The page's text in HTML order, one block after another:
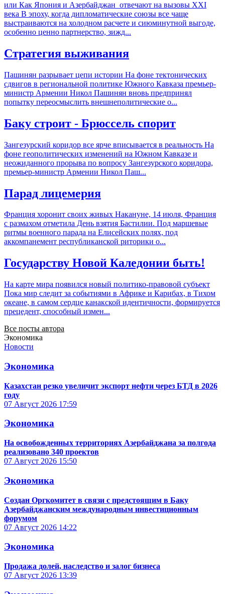
или Как Япония и Азербайджан отвечают на вызовы XXI
века В эпоху, когда дипломатические союзы все чаще
выстраиваются на холодном расчете и сиюминутной выгоде,
особенно ценно партнерство, зижд...
Стратегия выживания
Пашинян разрывает цепи истории На фоне тектонических
сдвигов в региональной политике Южного Кавказа премьер-
министр Армении Никол Пашинян вновь предпринял
попытку переосмыслить внешнеполитические о...
Баку строит - Брюссель спорит
Зангезурский коридор все ярче вписывается в реальность На
фоне геополитических изменений на Южном Кавказе и
неожиданного прорыва по вопросу Зангезурского коридора,
премьер-министр Армении Никол Паш...
Парад лицемерия
Франция хоронит своих живых Накануне, 14 июля, Франция
с размахом отметила День взятия Бастилии. Под маршевые
ритмы военного парада на Елисейских полях, под
аккомпанемент республиканской риторики о...
Государству Новой Каледонии быть!
На карте мира появился новый политико-правовой субъект
Пока мир следит за событиями в Африке и Карибах, в Тихом
океане, в самом сердце канакской идентичности, формируется
прецедент, способный измен...
Все посты автора
Экономика
Новости
Экономика
Казахстан резко увеличит экспорт нефти через БТД в 2026
году
07 Август 2026 17:59
Экономика
На освобожденных территориях Азербайджана за полгода
реализовано 340 проектов
07 Август 2026 15:50
Экономика
Создан Оргкомитет в связи с предстоящим в Баку
Азербайджанским международным инвестиционным
форумом
07 Август 2026 14:22
Экономика
Продажа долей, наследство и залог бизнеса
07 Август 2026 13:39